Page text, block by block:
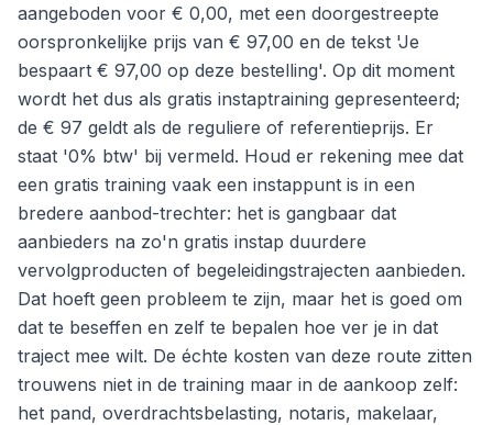
aangeboden voor € 0,00, met een doorgestreepte
oorspronkelijke prijs van € 97,00 en de tekst 'Je
bespaart € 97,00 op deze bestelling'. Op dit moment
wordt het dus als gratis instaptraining gepresenteerd;
de € 97 geldt als de reguliere of referentieprijs. Er
staat '0% btw' bij vermeld. Houd er rekening mee dat
een gratis training vaak een instappunt is in een
bredere aanbod-trechter: het is gangbaar dat
aanbieders na zo'n gratis instap duurdere
vervolgproducten of begeleidingstrajecten aanbieden.
Dat hoeft geen probleem te zijn, maar het is goed om
dat te beseffen en zelf te bepalen hoe ver je in dat
traject mee wilt. De échte kosten van deze route zitten
trouwens niet in de training maar in de aankoop zelf:
het pand, overdrachtsbelasting, notaris, makelaar,